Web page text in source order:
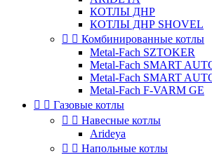
КОТЛЫ ДНР
КОТЛЫ ДНР SHOVEL
  Комбинированные котлы
Metal-Fach SZTOKER
Metal-Fach SMART
Metal-Fach SMART
Metal-Fach F-VARM GE
  Газовые котлы
  Навесные котлы
Arideya
  Напольные котлы